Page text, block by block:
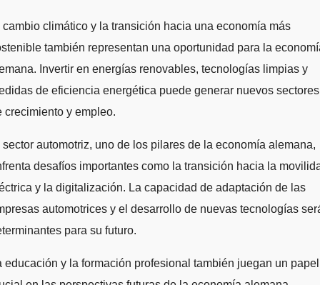
cambio climático y la transición hacia una economía más
también representan una oportunidad para la
Invertir en energías renovables, tecnologías limpias y
de eficiencia energética puede generar nuevos sectores
crecimiento y empleo.
sector automotriz, uno de los pilares de la economía alemana,
desafíos importantes como la transición hacia la
y la digitalización. La capacidad de adaptación de las
automotrices y el desarrollo de nuevas tecnologías
para su futuro.
educación y la formación profesional también juegan un papel